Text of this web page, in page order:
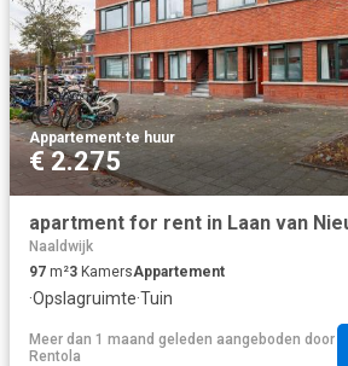
Appartement·te huur
€ 2.275
Naaldwijk
97 m²3 KamersAppartement
·Opslagruimte·Tuin
Meer dan 1 maand geleden aangeboden door
Rentola